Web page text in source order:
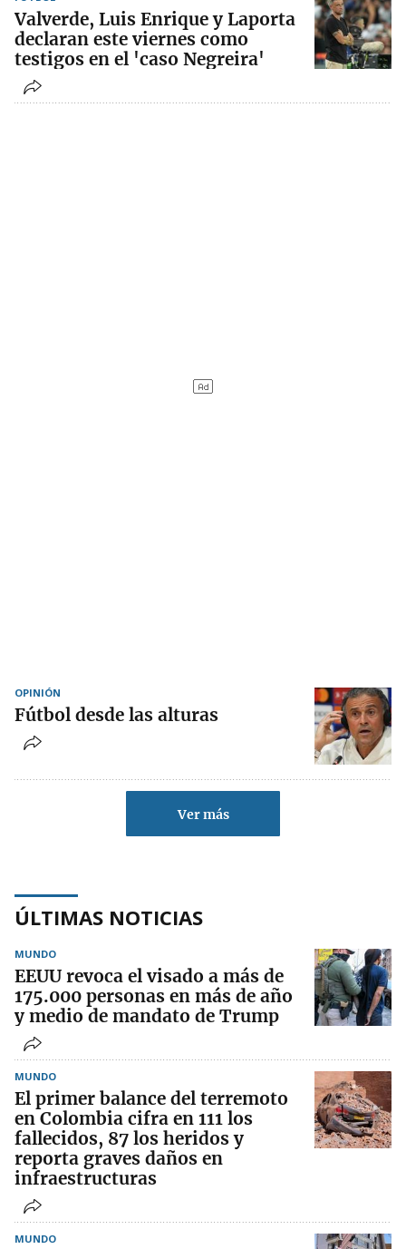
Valverde, Luis Enrique y Laporta
declaran este viernes como
testigos en el 'caso Negreira'
OPINIÓN
Fútbol desde las alturas
Ver más
ÚLTIMAS NOTICIAS
MUNDO
EEUU revoca el visado a más de
175.000 personas en más de año
y medio de mandato de Trump
MUNDO
El primer balance del terremoto
en Colombia cifra en 111 los
fallecidos, 87 los heridos y
reporta graves daños en
infraestructuras
MUNDO